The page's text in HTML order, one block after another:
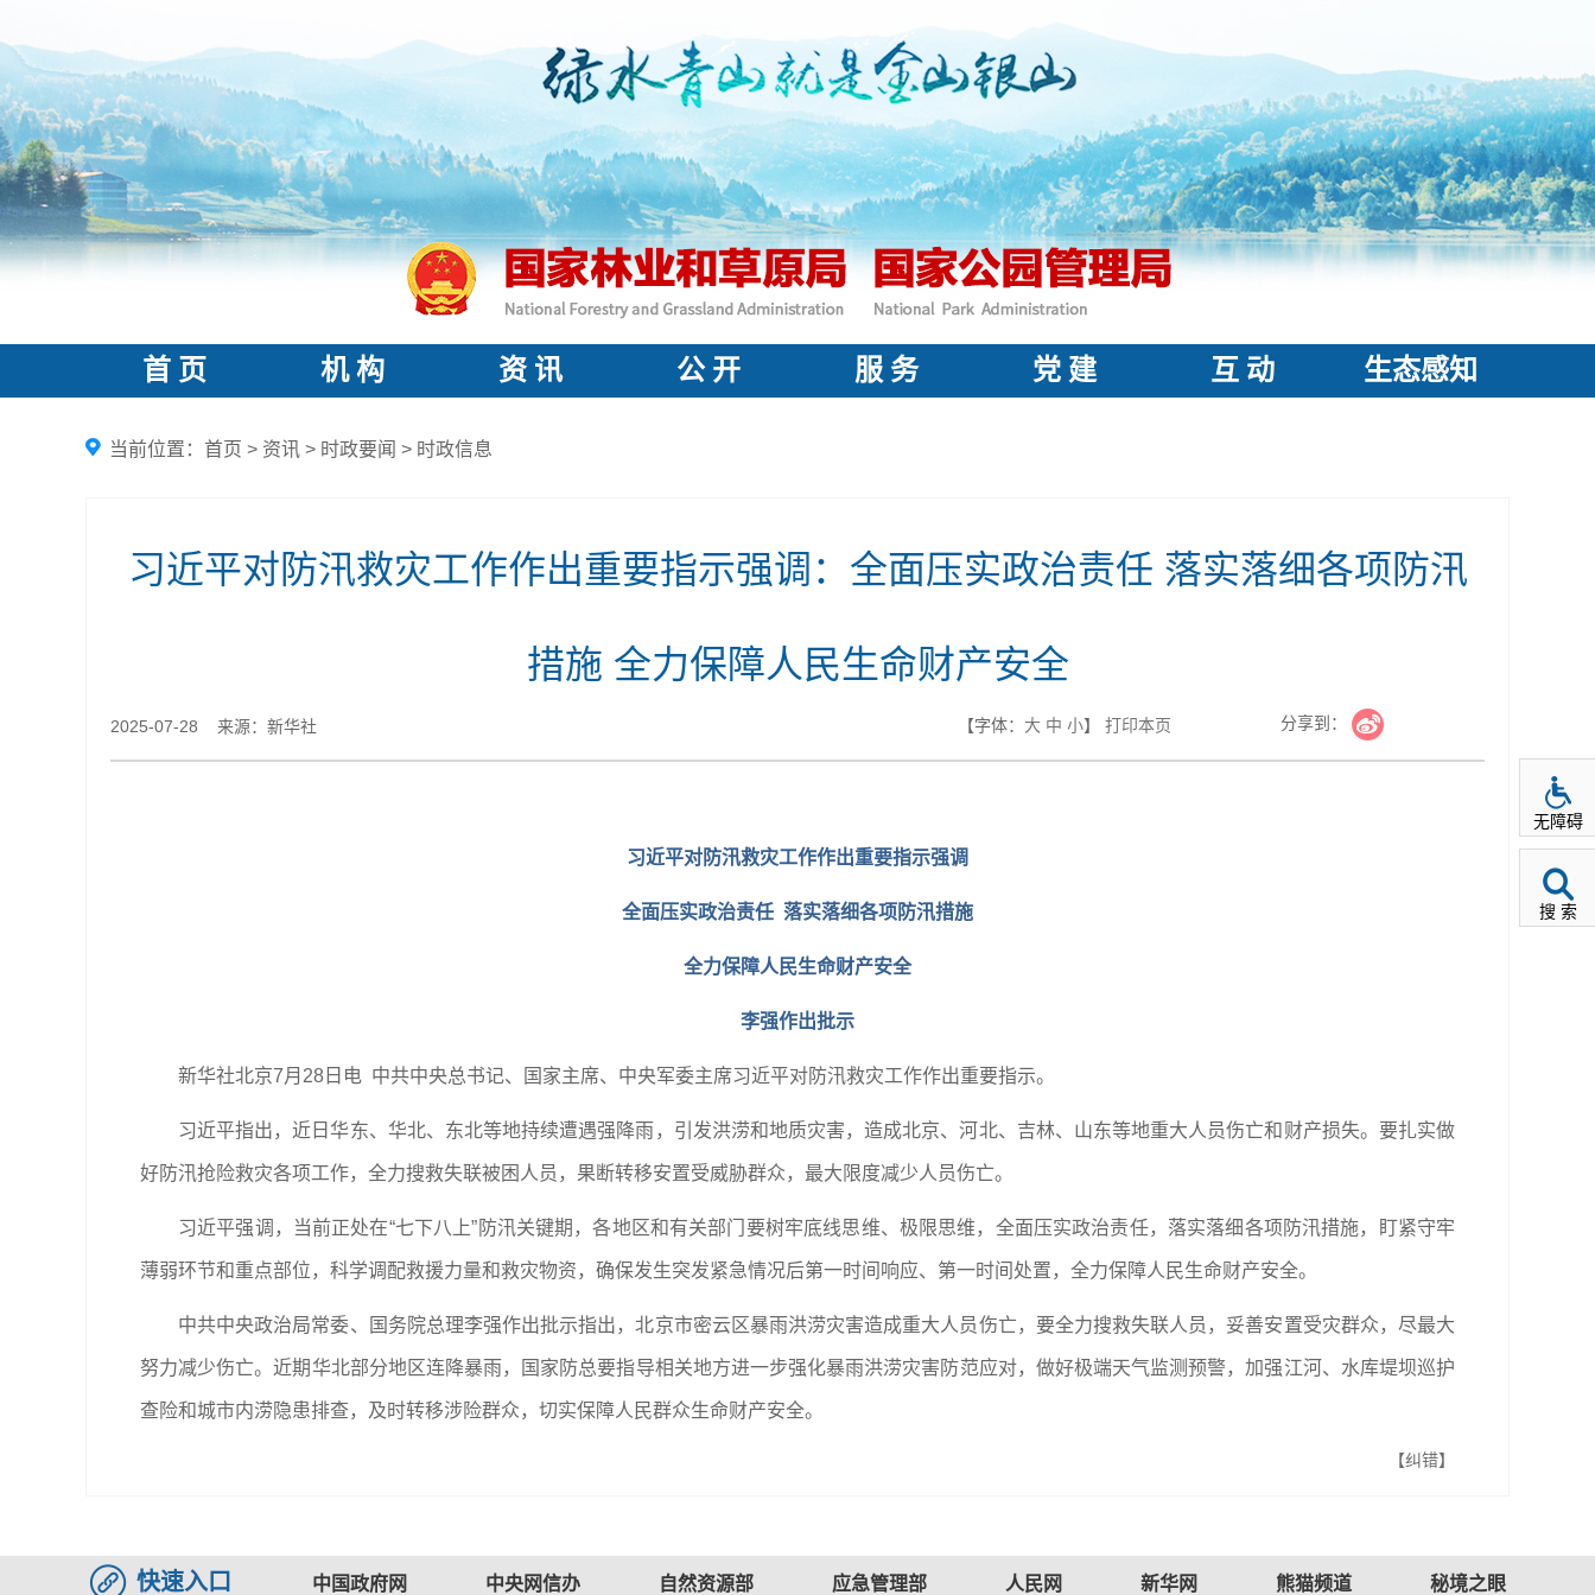
首 页 机 构 资 讯 公 开 服 务 党 建 互 动 生态感知
当前位置： 首页 > 资讯 > 时政要闻 > 时政信息
习近平对防汛救灾工作作出重要指示强调：全面压实政治责任 落实落细各项防汛
措施 全力保障人民生命财产安全
2025-07-28 来源：新华社 【字体： 大 中 小】 打印本页 分享到：
习近平对防汛救灾工作作出重要指示强调
全面压实政治责任 落实落细各项防汛措施
全力保障人民生命财产安全
李强作出批示
新华社北京7月28日电 中共中央总书记、国家主席、中央军委主席习近平对防汛救灾工作作出重要指示。
习近平指出，近日华东、华北、东北等地持续遭遇强降雨，引发洪涝和地质灾害，造成北京、河北、吉林、山东等地重大人员伤亡和财产损失。要扎实做
好防汛抢险救灾各项工作，全力搜救失联被困人员，果断转移安置受威胁群众，最大限度减少人员伤亡。
习近平强调，当前正处在“七下八上”防汛关键期，各地区和有关部门要树牢底线思维、极限思维，全面压实政治责任，落实落细各项防汛措施，盯紧守牢
薄弱环节和重点部位，科学调配救援力量和救灾物资，确保发生突发紧急情况后第一时间响应、第一时间处置，全力保障人民生命财产安全。
中共中央政治局常委、国务院总理李强作出批示指出，北京市密云区暴雨洪涝灾害造成重大人员伤亡，要全力搜救失联人员，妥善安置受灾群众，尽最大
努力减少伤亡。近期华北部分地区连降暴雨，国家防总要指导相关地方进一步强化暴雨洪涝灾害防范应对，做好极端天气监测预警，加强江河、水库堤坝巡护
查险和城市内涝隐患排查，及时转移涉险群众，切实保障人民群众生命财产安全。
【纠错】
快速入口 中国政府网 中央网信办 自然资源部 应急管理部 人民网 新华网 熊猫频道 秘境之眼
无障碍
搜 索